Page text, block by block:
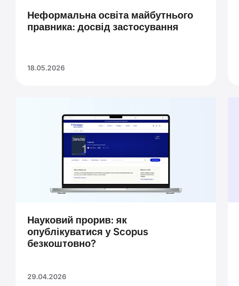
Неформальна освіта майбутнього
правника: досвід застосування
18.05.2026
Науковий прорив: як
опублікуватися у Scopus
безкоштовно?
29.04.2026